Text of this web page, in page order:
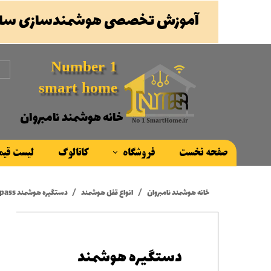
Number 1
smart home
صفحه نخست فروشگاه کاتالوگ لیست
خانه هوشمند نامبروان
آموزش تخصصی هوشمندسازی
خانه هوشمند نامبروان انواع قفل هوشمند دستگیره هوشمند smartpass مدل ونیزیا |Venice
دستگیره هوشمند